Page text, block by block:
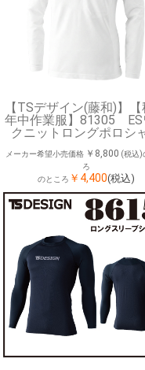
【TSデザイン(藤和)】
年中作業服】81305 ES
クニットロングポロシ
メーカー希望小売価格 ￥8,800 (税込)
ろ
のところ ￥4,400(税込)